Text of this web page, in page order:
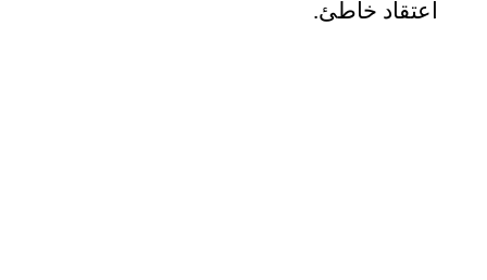
اعتقاد خاطئ.